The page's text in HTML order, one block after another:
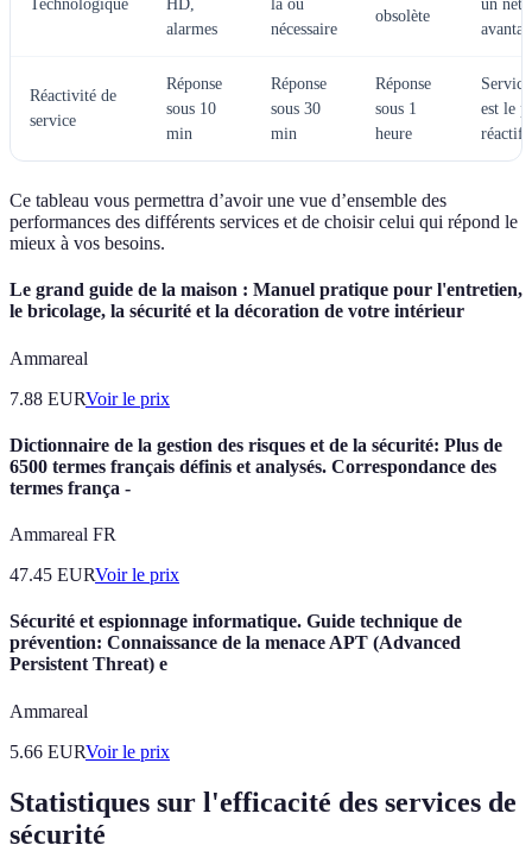
Technologique
HD,
alarmes
là où
nécessaire
obsolète
un net
Réactivité de
service
Réponse
sous 10
min
Réponse
sous 30
min
Réponse
sous 1
heure
est le
réactif
Ce tableau vous permettra d’avoir une vue d’ensemble des
performances des différents services et de choisir celui qui répond le
mieux à vos besoins.
Le grand guide de la maison : Manuel pratique pour l'entretien,
le bricolage, la sécurité et la décoration de votre intérieur
Ammareal
7.88 EURVoir le prix
Dictionnaire de la gestion des risques et de la sécurité: Plus de
6500 termes français définis et analysés. Correspondance des
termes frança -
Ammareal FR
47.45 EURVoir le prix
Sécurité et espionnage informatique. Guide technique de
prévention: Connaissance de la menace APT (Advanced
Persistent Threat) e
Ammareal
5.66 EURVoir le prix
Statistiques sur l'efficacité des services de
sécurité